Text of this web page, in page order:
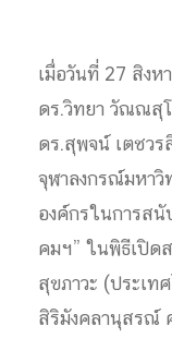
เมื่อวันที่ 27 สิง
ดร.วิทยา วัณณสุ
ดร.สุพจน์ เตชว
จุฬาลงกรณ์มหา
องค์กรในการส
คมฯ” ในพิธีเปิด
สุขภาวะ (ประเ
สิริมังคลานุสรณ์